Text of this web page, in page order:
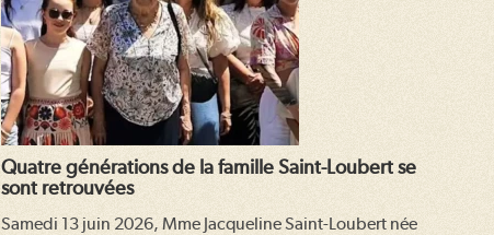
Quatre générations de la famille Saint-Loubert se
sont retrouvées
Samedi 13 juin 2026, Mme Jacqueline Saint-Loubert née